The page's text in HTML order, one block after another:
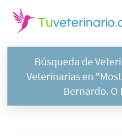
Búsqueda de
Veterinarias en "
Bernardo. O